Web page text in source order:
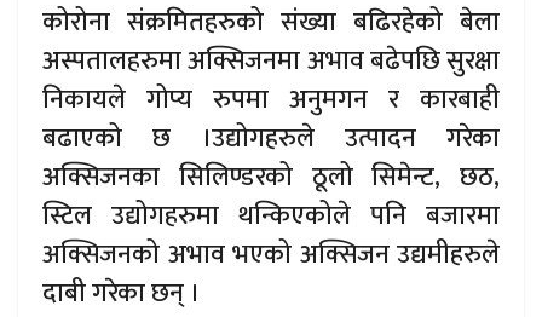
कोरोना संक्रमितहरुको संख्या बढिरहेको बेला
अस्पतालहरुमा अक्सिजनमा अभाव बढेपछि सुरक्षा
निकायले गोप्य रुपमा अनुमगन र कारबाही
बढाएको छ ।उद्योगहरुले उत्पादन गरेका
अक्सिजनका सिलिण्डरको ठूलो सिमेन्ट, छठ,
स्टिल उद्योगहरुमा थन्किएकोले पनि बजारमा
अक्सिजनको अभाव भएको अक्सिजन उद्यमीहरुले
दाबी गरेका छन् ।